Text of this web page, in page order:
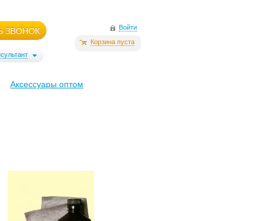
ЗВОНОК
Войти
Корзина пуста
Аксессуары оптом